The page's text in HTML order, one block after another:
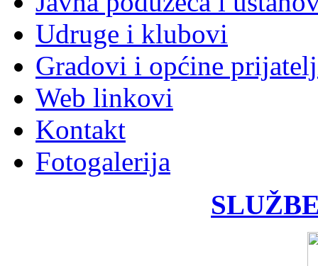
Udruge i klubovi
Gradovi i općine
Web linkovi
Kontakt
Fotogalerija